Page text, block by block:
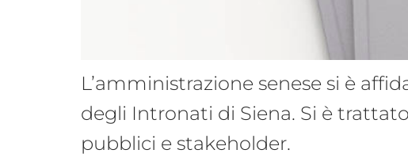
L’amministrazione senese si è
degli Intronati di Siena. Si è
pubblici e stakeholder.